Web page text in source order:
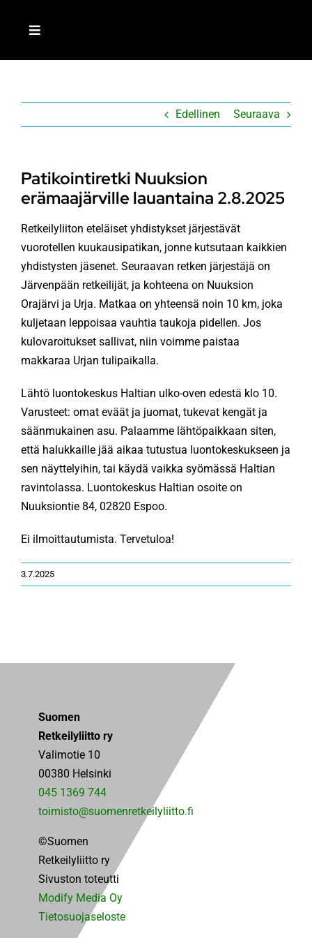
Toggle
AJANKOHTAISTA
TOIMINTA
RETKEILIJÄ-LEHTI
KÄMPÄT
OTA YHTEYTTÄ
ENG
SVE
Edellinen Seuraava
Patikointiretki Nuuksion
erämaajärville lauantaina 2.8.2025
Retkeilyliiton eteläiset yhdistykset järjestävät
vuorotellen kuukausipatikan, jonne kutsutaan kaikkien
yhdistysten jäsenet. Seuraavan retken järjestäjä on
Järvenpään retkeilijät, ja kohteena on Nuuksion
Orajärvi ja Urja. Matkaa on yhteensä noin 10 km, joka
kuljetaan leppoisaa vauhtia taukoja pidellen. Jos
kulovaroitukset sallivat, niin voimme paistaa
makkaraa Urjan tulipaikalla.
Lähtö luontokeskus Haltian ulko-oven edestä klo 10.
Varusteet: omat eväät ja juomat, tukevat kengät ja
säänmukainen asu. Palaamme lähtöpaikkaan siten,
että halukkaille jää aikaa tutustua luontokeskukseen ja
sen näyttelyihin, tai käydä vaikka syömässä Haltian
ravintolassa. Luontokeskus Haltian osoite on
Nuuksiontie 84, 02820 Espoo.
Ei ilmoittautumista. Tervetuloa!
3.7.2025
Suomen
Retkeilyliitto ry
Valimotie 10
00380 Helsinki
045 1369 744
toimisto@suomenretkeilyliitto.fi
©Suomen
Retkeilyliitto ry
Sivuston toteutti
Modify Media Oy
Tietosuojaseloste